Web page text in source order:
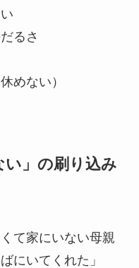
るさ
めない）
い」の刷り込み
て家にいない母親
にいてくれた」